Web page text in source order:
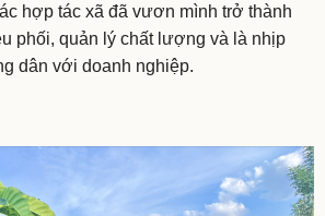
hợp tác xã đã vươn mình trở thành
phối, quản lý chất lượng và là nhịp
dân với doanh nghiệp.